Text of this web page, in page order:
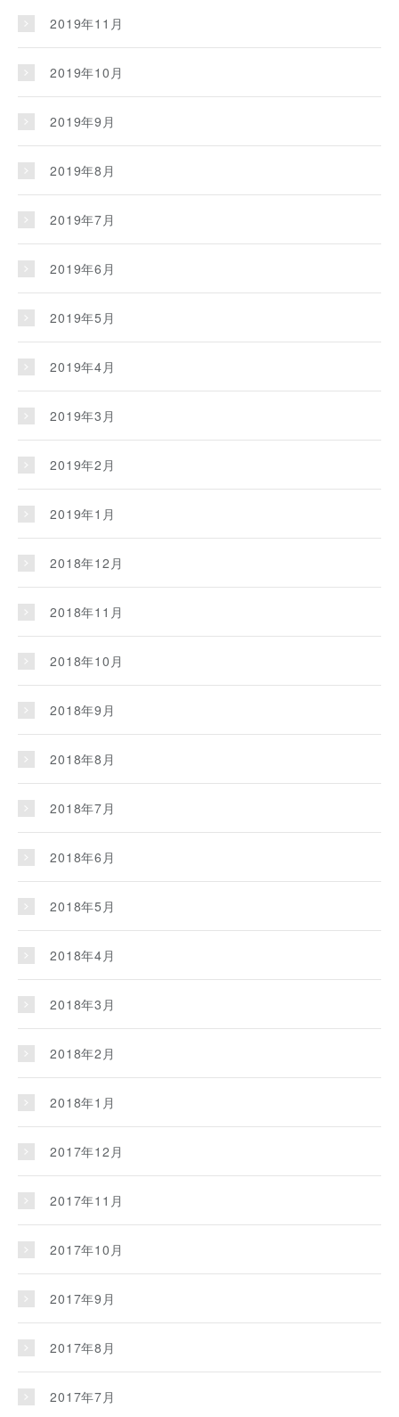
2019年11月
2019年10月
2019年9月
2019年8月
2019年7月
2019年6月
2019年5月
2019年4月
2019年3月
2019年2月
2019年1月
2018年12月
2018年11月
2018年10月
2018年9月
2018年8月
2018年7月
2018年6月
2018年5月
2018年4月
2018年3月
2018年2月
2018年1月
2017年12月
2017年11月
2017年10月
2017年9月
2017年8月
2017年7月